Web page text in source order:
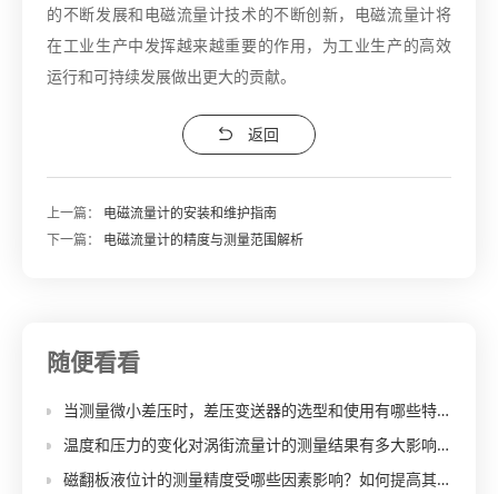
的不断发展和电磁流量计技术的不断创新，电磁流量计将
在工业生产中发挥越来越重要的作用，为工业生产的高效
运行和可持续发展做出更大的贡献。
返回
上一篇： 电磁流量计的安装和维护指南
下一篇： 电磁流量计的精度与测量范围解析
随便看看
当测量微小差压时，差压变送器的选型和使用有哪些特殊要求？
温度和压力的变化对涡街流量计的测量结果有多大影响？
磁翻板液位计的测量精度受哪些因素影响？如何提高其测量精度？